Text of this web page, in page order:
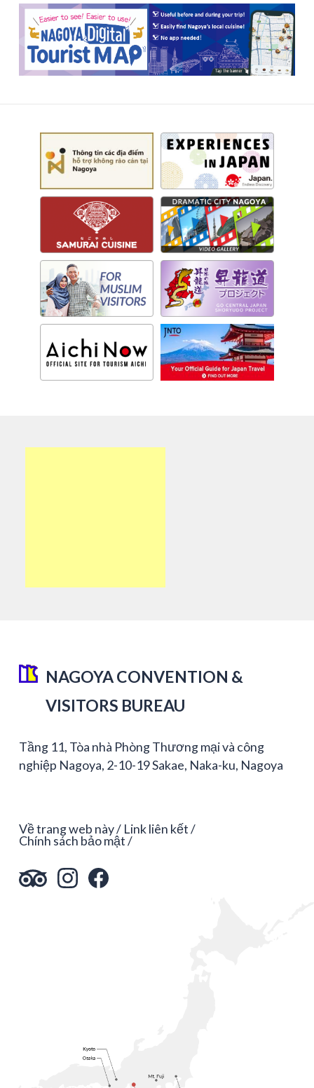
NAGOYA CONVENTION &
VISITORS BUREAU
Tầng 11, Tòa nhà Phòng Thương mại và công
nghiệp Nagoya, 2-10-19 Sakae, Naka-ku, Nagoya
Về trang web này Link liên kết
Chính sách bảo mật